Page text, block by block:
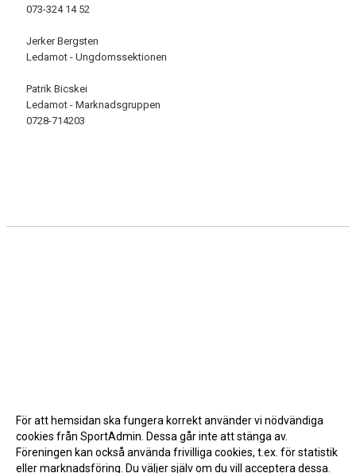
DROGPOLICY
MEDLEMSAVGIFTER
LOPPIS
073-324 14 52
Jerker Bergsten
Ledamot - Ungdomssektionen
Patrik Bicskei
Ledamot - Marknadsgruppen
0728-714203
För att hemsidan ska fungera korrekt använder vi nödvändiga
cookies från SportAdmin. Dessa går inte att stänga av.
Föreningen kan också använda frivilliga cookies, t.ex. för statistik
eller marknadsföring. Du väljer själv om du vill acceptera dessa.